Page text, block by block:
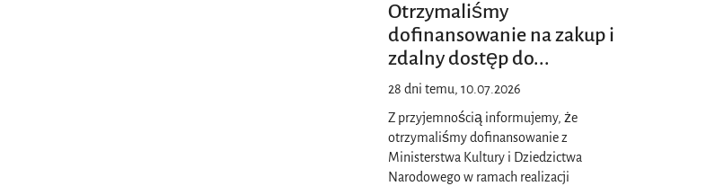
Otrzymaliśmy
dofinansowanie na zakup i
zdalny dostęp do...
28 dni temu, 10.07.2026
Z przyjemnością informujemy, że
otrzymaliśmy dofinansowanie z
Ministerstwa Kultury i Dziedzictwa
Narodowego w ramach realizacji